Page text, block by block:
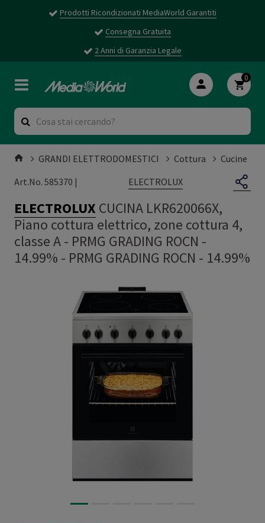
Prodotti Ricondizionati MediaWorld Garantiti
Consegna Gratuita
2 Anni di Garanzia Legale
0
GRANDI ELETTRODOMESTICI Cottura
Cucine
Art.No. 585370 |
ELECTROLUX
ELECTROLUX CUCINA LKR620066X,
Piano cottura elettrico, zone cottura 4,
classe A - PRMG GRADING ROCN -
14.99% - PRMG GRADING ROCN - 14.99%